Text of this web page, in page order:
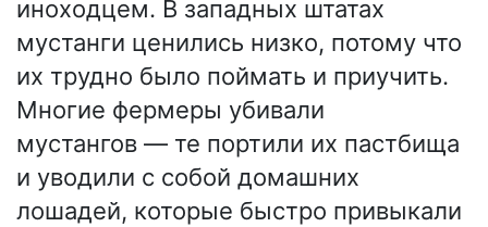
иноходцем. В западных штатах
мустанги ценились низко, потому что
их трудно было поймать и приучить.
Многие фермеры убивали
мустангов — те портили их пастбища
и уводили с собой домашних
лошадей, которые быстро привыкали